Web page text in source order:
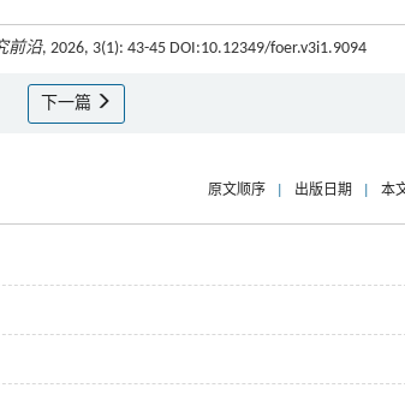
前沿, 2026, 3(1): 43-45 DOI:10.12349/foer.v3i1.9094
下一篇
原文顺序 出版日期 本